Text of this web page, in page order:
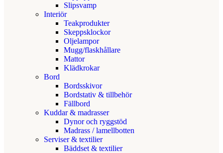
Slipsvamp
Interiör
Teakprodukter
Skeppsklockor
Oljelampor
Mugg/flaskhållare
Mattor
Klädkrokar
Bord
Bordsskivor
Bordstativ & tillbehör
Fällbord
Kuddar & madrasser
Dynor och ryggstöd
Madrass / lamellbotten
Serviser & textilier
Bäddset & textilier